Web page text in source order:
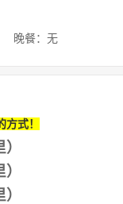
晚餐：无
式！